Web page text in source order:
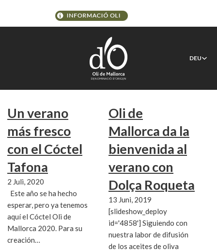
DEU
Schlagwort:Brassclub @de
Un verano
más fresco
con el Cóctel
Tafona
2 Juli, 2020
Este año se ha hecho
esperar, pero ya tenemos
aquí el Cóctel Oli de
Mallorca 2020. Para su
creación…
Oli de
Mallorca da la
bienvenida al
verano con
Dolça Roqueta
13 Juni, 2019
[slideshow_deploy
id='4858'] Siguiendo con
nuestra labor de difusión
de los aceites de oliva